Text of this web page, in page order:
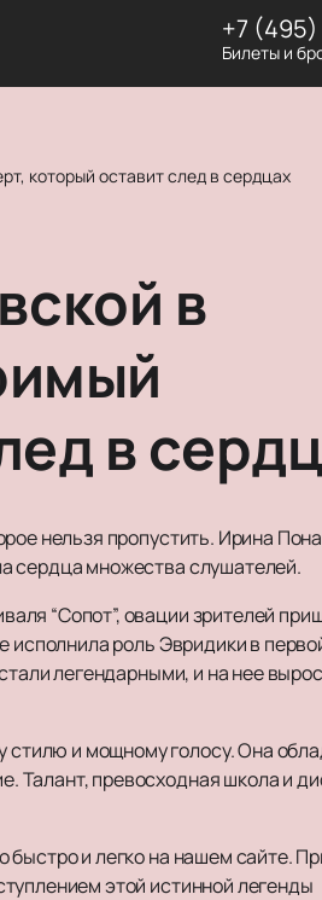
+7
Билеты и
который оставит след в сердцах
в
в
нельзя пропустить. Ирина
сердца множества слушателей.
“Сопот”, овации зрителей
исполнила роль Эвридики в
легендарными, и на нее
стилю и мощному голосу. Она
Талант, превосходная школа и
и легко на нашем сайте.
этой истинной легенды